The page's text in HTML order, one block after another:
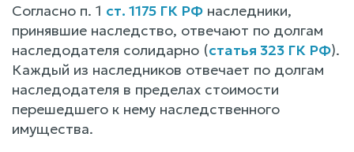
Согласно п. 1 ст. 1175 ГК РФ наследники,
принявшие наследство, отвечают по долгам
наследодателя солидарно (статья 323 ГК РФ).
Каждый из наследников отвечает по долгам
наследодателя в пределах стоимости
перешедшего к нему наследственного
имущества.